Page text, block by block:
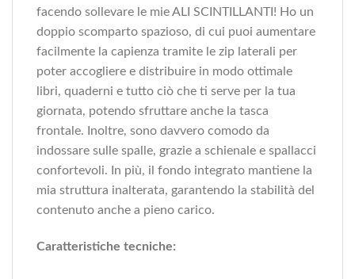
facendo sollevare le mie ALI SCINTILLANTI! Ho un
doppio scomparto spazioso, di cui puoi aumentare
facilmente la capienza tramite le zip laterali per
poter accogliere e distribuire in modo ottimale
libri, quaderni e tutto ciò che ti serve per la tua
giornata, potendo sfruttare anche la tasca
frontale. Inoltre, sono davvero comodo da
indossare sulle spalle, grazie a schienale e spallacci
confortevoli. In più, il fondo integrato mantiene la
mia struttura inalterata, garantendo la stabilità del
contenuto anche a pieno carico.
Caratteristiche tecniche: